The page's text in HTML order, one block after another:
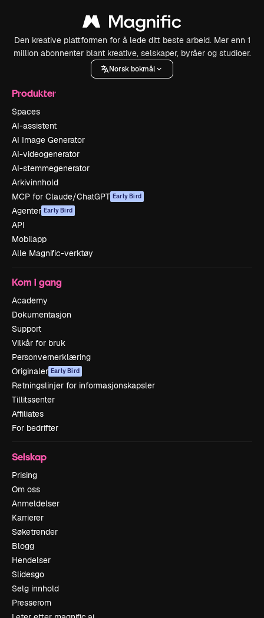
Den kreative plattformen for å lede ditt beste arbeid. Mer enn 1
million abonnenter blant kreative, selskaper, byråer og studioer.
Norsk bokmål
Produkter
Spaces
AI-assistent
AI Image Generator
AI-videogenerator
AI-stemmegenerator
Arkivinnhold
MCP for Claude/ChatGPT Early Bird
Agenter Early Bird
API
Mobilapp
Alle Magnific-verktøy
Kom i gang
Academy
Dokumentasjon
Support
Vilkår for bruk
Personvernerklæring
Originaler Early Bird
Retningslinjer for informasjonskapsler
Tillitssenter
Affiliates
For bedrifter
Selskap
Prising
Om oss
Anmeldelser
Karrierer
Søketrender
Blogg
Hendelser
Slidesgo
Selg innhold
Presserom